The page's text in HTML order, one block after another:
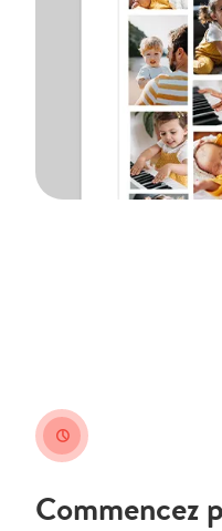
clock
Commencez